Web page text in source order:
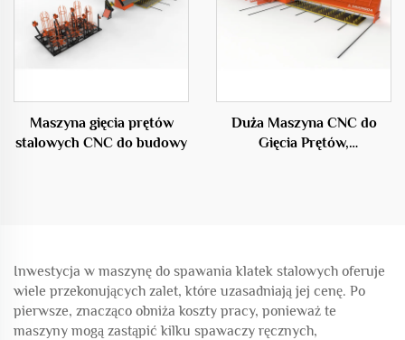
Maszyna gięcia prętów
stalowych CNC do budowy
Duża Maszyna CNC do
Gięcia Prętów,
Inwestycja w maszynę do spawania klatek stalowych oferuje
wiele przekonujących zalet, które uzasadniają jej cenę. Po
pierwsze, znacząco obniża koszty pracy, ponieważ te
maszyny mogą zastąpić kilku spawaczy ręcznych,